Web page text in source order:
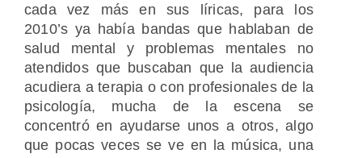
cada vez más en sus líricas, para los
2010’s ya había bandas que hablaban de
salud mental y problemas mentales no
atendidos que buscaban que la audiencia
acudiera a terapia o con profesionales de la
psicología, mucha de la escena se
concentró en ayudarse unos a otros, algo
que pocas veces se ve en la música, una